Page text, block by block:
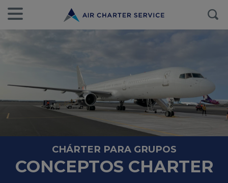
CHÁRTER PARA GRUPOS
CONCEPTOS CHARTER